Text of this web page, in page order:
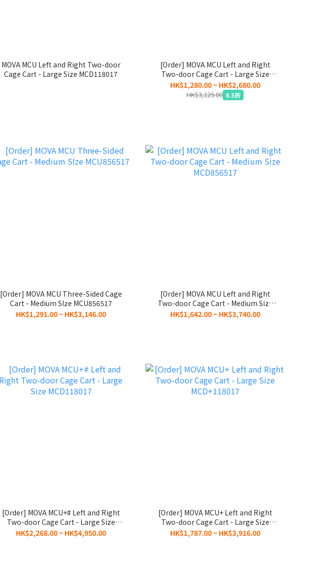
MOVA MCU Left and Right Two-door
Cage Cart - Large Size MCD118017
[Order] MOVA MCU Left and Right
Two-door Cage Cart - Large Size
MCD118017
HK$1,280.00 ~ HK$2,680.00
HK$3,125.00 6.5折
[Order] MOVA MCU Three-Sided Cage
Cart - Medium SIze MCU856517
HK$1,291.00 ~ HK$3,146.00
[Order] MOVA MCU Left and Right
Two-door Cage Cart - Medium Size
MCD856517
HK$1,642.00 ~ HK$3,740.00
[Order] MOVA MCU+# Left and Right
Two-door Cage Cart - Large Size
MCD118017
HK$2,268.00 ~ HK$4,950.00
[Order] MOVA MCU+ Left and Right
Two-door Cage Cart - Large Size
MCD+118017
HK$1,787.00 ~ HK$3,916.00